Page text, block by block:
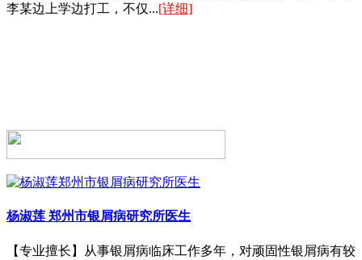
李某边上学边打工，不仅...[详细]
杨淑莲 郑州市银屑病研究所医生
【专业擅长】从事银屑病临床工作多年，对顽固性银屑病有较